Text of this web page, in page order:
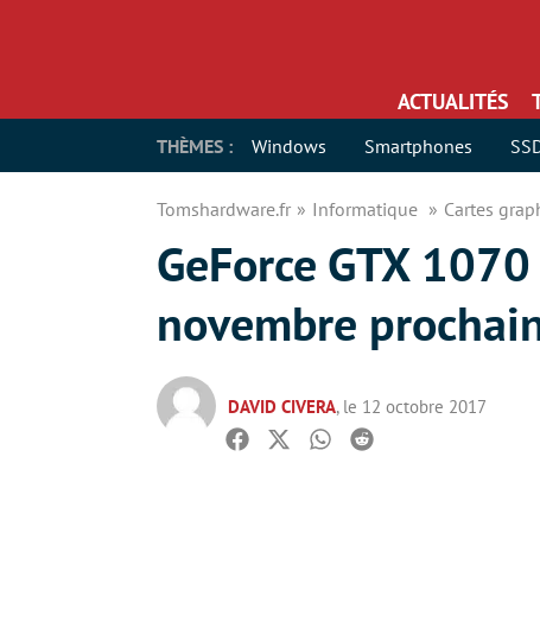
ACTUALITÉS
THÈMES : Windows Smartphones
Tomshardware.fr Informatique Cartes
GeForce GTX
novembre
DAVID CIVERA, le 12 octobre 2017
Facebook
TwitterWhatsapp
Reddit